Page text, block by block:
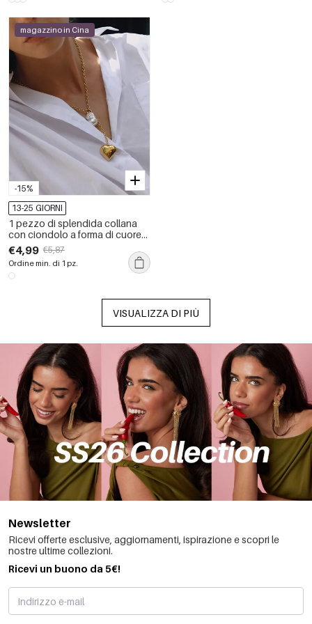
-15%
magazzino in Cina
13-25 GIORNI
1 pezzo di splendida collana
con ciondolo a forma di cuore
in acciaio inossidabile
impermeabile color oro da
donna
€4,99 €5,87
Ordine min. di 1 pz.
VISUALIZZA DI PIÙ
Newsletter
Ricevi offerte esclusive, aggiornamenti, ispirazione e scopri le
nostre ultime collezioni.
Ricevi un buono da 5€!